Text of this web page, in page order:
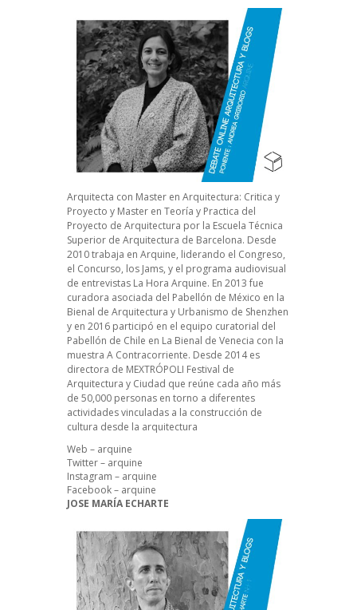
Arquitecta con Master en Arquitectura: Critica y
Proyecto y Master en Teoría y Practica del
Proyecto de Arquitectura por la Escuela Técnica
Superior de Arquitectura de Barcelona. Desde
2010 trabaja en Arquine, liderando el Congreso,
el Concurso, los Jams, y el programa audiovisual
de entrevistas La Hora Arquine. En 2013 fue
curadora asociada del Pabellón de México en la
Bienal de Arquitectura y Urbanismo de Shenzhen
y en 2016 participó en el equipo curatorial del
Pabellón de Chile en La Bienal de Venecia con la
muestra A Contracorriente. Desde 2014 es
directora de MEXTRÓPOLI Festival de
Arquitectura y Ciudad que reúne cada año más
de 50,000 personas en torno a diferentes
actividades vinculadas a la construcción de
cultura desde la arquitectura
Web – arquine
Twitter – arquine
Instagram – arquine
Facebook – arquine
JOSE MARÍA ECHARTE